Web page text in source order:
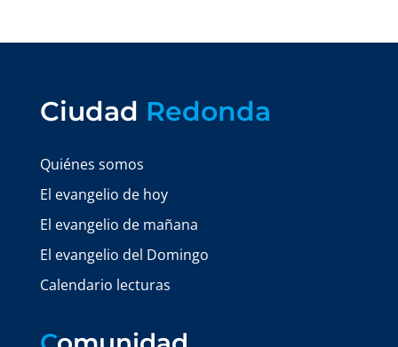
Ciudad Redonda
Quiénes somos
El evangelio de hoy
El evangelio de mañana
El evangelio del Domingo
Calendario lecturas